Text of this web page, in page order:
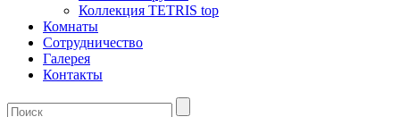
Коллекция TETRIS top
Комнаты
Сотрудничество
Галерея
Контакты